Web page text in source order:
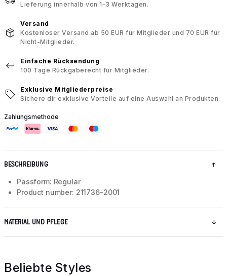
Lieferung innerhalb von 1–3 Werktagen.
Versand
Kostenloser Versand ab 50 EUR für Mitglieder und 70 EUR für
Nicht-Mitglieder.
Einfache Rücksendung
100 Tage Rückgaberecht für Mitglieder.
Exklusive Mitgliederpreise
Sichere dir exklusive Vorteile auf eine Auswahl an Produkten.
Zahlungsmethode
BESCHREIBUNG
Passform: Regular
Product number: 211736-2001
MATERIAL UND PFLEGE
Beliebte Styles